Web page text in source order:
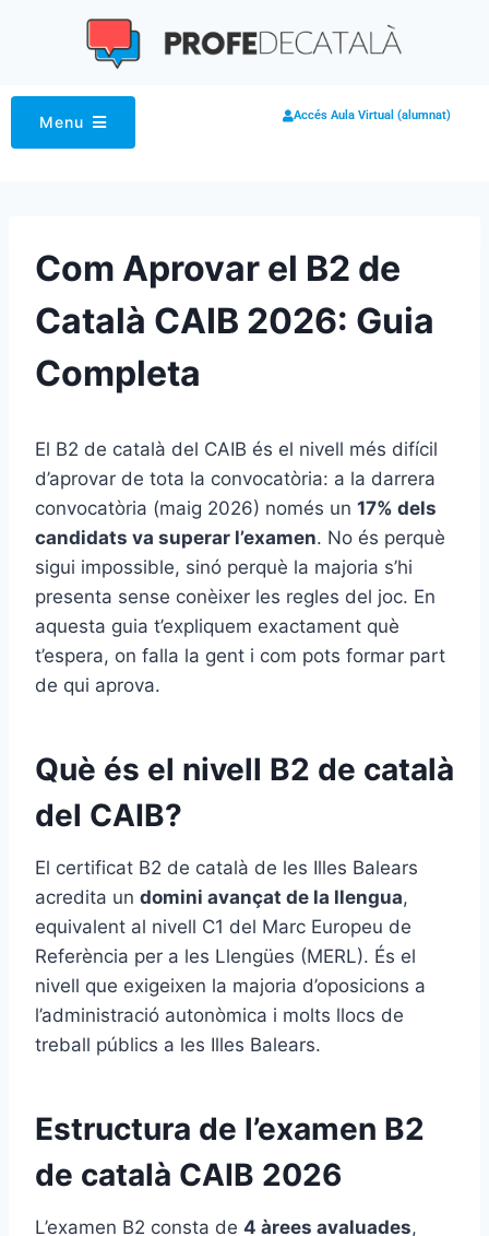
Menu Accés Aula Virtual (alumnat)
Com Aprovar el B2 de
Català CAIB 2026: Guia
Completa
El B2 de català del CAIB és el nivell més difícil
d’aprovar de tota la convocatòria: a la darrera
convocatòria (maig 2026) només un 17% dels
candidats va superar l’examen. No és perquè
sigui impossible, sinó perquè la majoria s’hi
presenta sense conèixer les regles del joc. En
aquesta guia t’expliquem exactament què
t’espera, on falla la gent i com pots formar part
de qui aprova.
Què és el nivell B2 de català
del CAIB?
El certificat B2 de català de les Illes Balears
acredita un domini avançat de la llengua,
equivalent al nivell C1 del Marc Europeu de
Referència per a les Llengües (MERL). És el
nivell que exigeixen la majoria d’oposicions a
l’administració autonòmica i molts llocs de
treball públics a les Illes Balears.
Estructura de l’examen B2
de català CAIB 2026
L’examen B2 consta de 4 àrees avaluades,